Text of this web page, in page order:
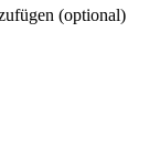
(optional)